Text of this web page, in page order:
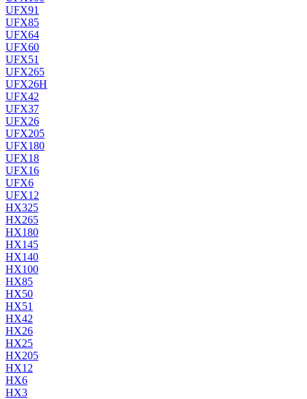
UFX91
UFX85
UFX64
UFX60
UFX51
UFX265
UFX26H
UFX42
UFX37
UFX26
UFX205
UFX180
UFX18
UFX16
UFX6
UFX12
HX325
HX265
HX180
HX145
HX140
HX100
HX85
HX50
HX51
HX42
HX26
HX25
HX205
HX12
HX6
HX3